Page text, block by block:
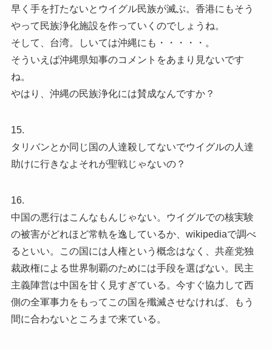
早く手を打たないとウイグル民族が滅ぶ。香港にもそう
やって民族浄化施設を作っていくのでしょうね。
そして、台湾。しいては沖縄にも・・・・・。
そういえば沖縄県知事のコメントをあまり見ないです
ね。
やはり、沖縄の民族浄化には賛成なんですか？
15.
タリバンとか同じ国の人達殺してないでウイグルの人達
助けに行きなよそれが聖戦じゃないの？
16.
中国の悪行はこんなもんじゃない。ウイグルでの核実験
の被害がどれほど常軌を逸しているか、wikipediaで調べ
るといい。この国には人権という概念はなく、共産党独
裁政権による世界制覇のためには手段を選ばない。民主
主義陣営は中国を甘く見すぎている。今すぐ協力して西
側の全軍事力をもってこの国を殲滅させなければ、もう
間に合わないところまで来ている。